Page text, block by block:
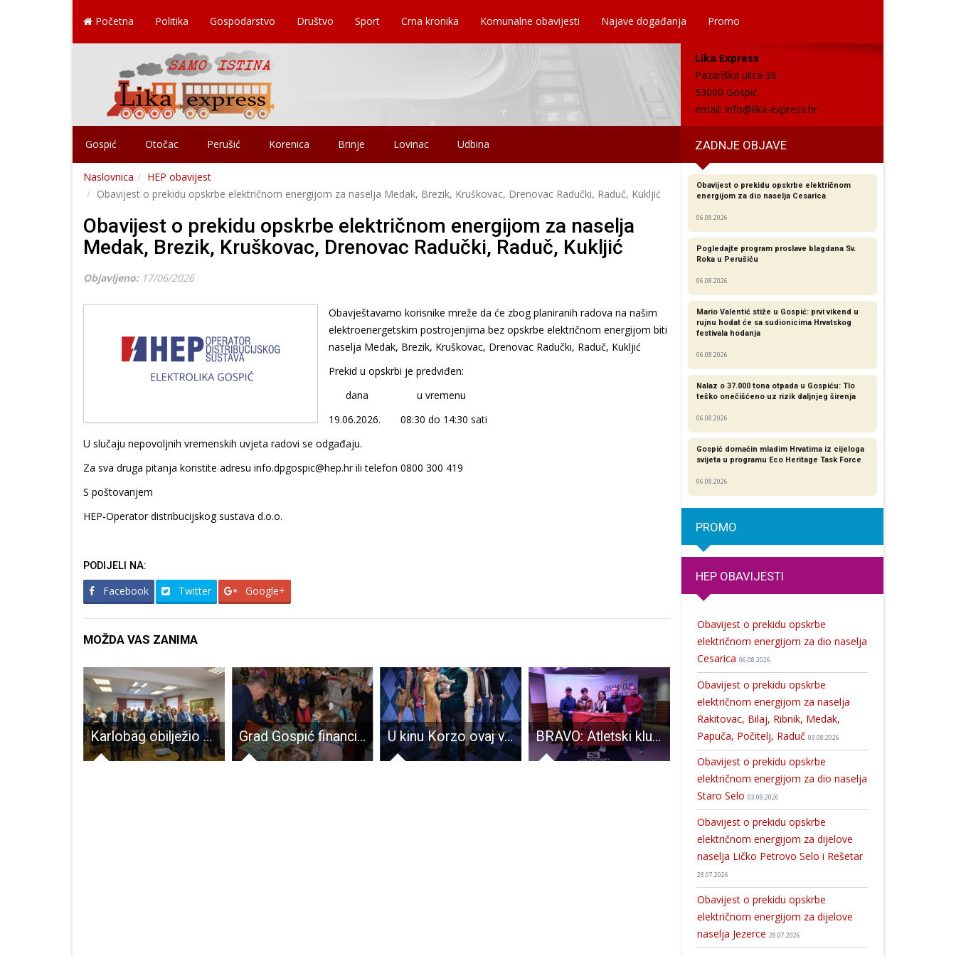
Početna Politika Gospodarstvo Društvo Sport Crna kronika Komunalne obavijesti Najave događanja Promo
Lika Express
Pazariška ulica 36
53000 Gospić
email: info@lika-express.hr
Gospić Otočac Perušić Korenica Brinje Lovinac Udbina ZADNJE OBJAVE
Naslovnica
HEP obavijest
Obavijest o prekidu opskrbe električnom energijom za naselja Medak, Brezik, Kruškovac, Drenovac Radučki, Raduč, Kukljić
Obavijest o prekidu opskrbe električnom energijom za naselja
Medak, Brezik, Kruškovac, Drenovac Radučki, Raduč, Kukljić
Objavljeno: 17/06/2026
Obavještavamo korisnike mreže da će zbog planiranih radova na našim
elektroenergetskim postrojenjima bez opskrbe električnom energijom biti
naselja Medak, Brezik, Kruškovac, Drenovac Radučki, Raduč, Kukljić
Prekid u opskrbi je predviđen:
dana u vremenu
19.06.2026. 08:30 do 14:30 sati
U slučaju nepovoljnih vremenskih uvjeta radovi se odgađaju.
Za sva druga pitanja koristite adresu info.dpgospic@hep.hr ili telefon 0800 300 419
S poštovanjem
HEP-Operator distribucijskog sustava d.o.o.
PODIJELI NA:
Facebook Twitter Google+
MOŽDA VAS ZANIMA
Karlobag obilježio Dan općine – investicije ove godine premašile 4,2 milijuna eura! Grad Gospić financirao radne materijale za predškolce U kinu Korzo ovaj vikend gledajte film Argylle super špijun BRAVO: Atletski klub Velebit 2001.drugi na prvenstvu Hrvatske u trail-u!!! Dođite u utorak u Gospić na plesnu večer
Obavijest o prekidu opskrbe električnom
energijom za dio naselja Cesarica
06.08.2026
Pogledajte program proslave blagdana Sv.
Roka u Perušiću
06.08.2026
Mario Valentić stiže u Gospić: prvi vikend u
rujnu hodat će sa sudionicima Hrvatskog
festivala hodanja
06.08.2026
Nalaz o 37.000 tona otpada u Gospiću: Tlo
teško onečišćeno uz rizik daljnjeg širenja
06.08.2026
Gospić domaćin mladim Hrvatima iz cijeloga
svijeta u programu Eco Heritage Task Force
06.08.2026
PROMO
HEP OBAVIJESTI
Obavijest o prekidu opskrbe
električnom energijom za dio naselja
Cesarica 06.08.2026
Obavijest o prekidu opskrbe
električnom energijom za naselja
Rakitovac, Bilaj, Ribnik, Medak,
Papuča, Počitelj, Raduč 03.08.2026
Obavijest o prekidu opskrbe
električnom energijom za dio naselja
Staro Selo 03.08.2026
Obavijest o prekidu opskrbe
električnom energijom za dijelove
naselja Ličko Petrovo Selo i Rešetar
28.07.2026
Obavijest o prekidu opskrbe
električnom energijom za dijelove
naselja Jezerce 28.07.2026